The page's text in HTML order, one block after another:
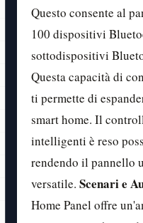
Questo consente al
100 dispositivi
sottodispositivi
Questa capacità di
ti permette di
smart home. Il
intelligenti è reso
rendendo il pannello
versatile. Scenari e
Home Panel offre